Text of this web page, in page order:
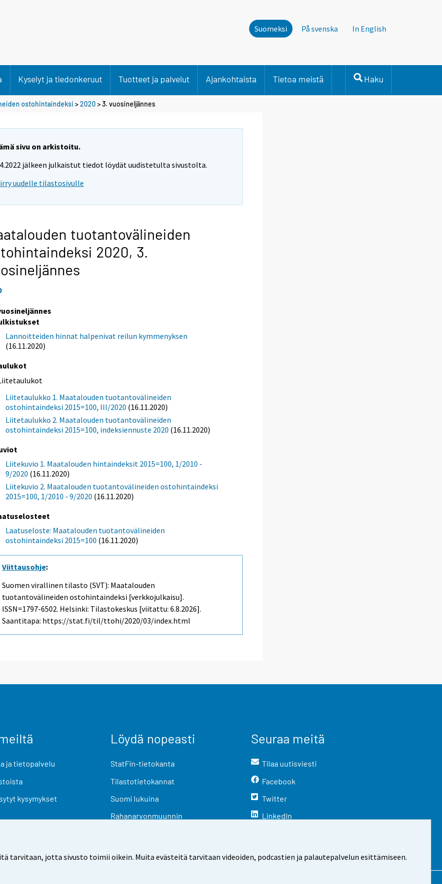
tarvitaan, jotta sivusto toimii oikein. Muita evästeitä tarvitaan videoiden, podcastien ja palautepalvelun esittämiseen.
Suomeksi På svenska In English
Kyselyt ja tiedonkeruut Tuotteet ja palvelut Ajankohtaista Tietoa meistä Haku
ostohintaindeksi >2020 >3. vuosineljännes
sivu on arkistoitu.
jälkeen julkaistut tiedot löydät uudistetulta sivustolta.
uudelle tilastosivulle
tuotantovälineiden
2020, 3.
Lannoitteiden hinnat halpenivat reilun kymmenyksen
(16.11.2020)
Liitetaulukko 1. Maatalouden tuotantovälineiden
ostohintaindeksi 2015=100, III/2020 (16.11.2020)
Liitetaulukko 2. Maatalouden tuotantovälineiden
ostohintaindeksi 2015=100, indeksiennuste 2020 (16.11.2020)
Liitekuvio 1. Maatalouden hintaindeksit 2015=100, 1/2010 -
9/2020 (16.11.2020)
Liitekuvio 2. Maatalouden tuotantovälineiden ostohintaindeksi
2015=100, 1/2010 - 9/2020 (16.11.2020)
Laatuseloste: Maatalouden tuotantovälineiden
ostohintaindeksi 2015=100 (16.11.2020)
Viittausohje:
Suomen virallinen tilasto (SVT): Maatalouden
tuotantovälineiden ostohintaindeksi [verkkojulkaisu].
ISSN=1797-6502. Helsinki: Tilastokeskus [viitattu: 6.8.2026].
Saantitapa: https://stat.fi/til/ttohi/2020/03/index.html
ja tietopalvelu
kysymykset
Löydä nopeasti
StatFin-tietokanta
Tilastotietokannat
Suomi lukuina
Rahanarvonmuunnin
Seuraa meitä
Tilaa uutisviesti
Facebook
Twitter
LinkedIn